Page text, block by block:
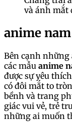
và ánh mắt
anime
Bên cạnh những
các mẫu anime
được sự yêu
có đôi mắt to
bềnh và trang
giác vui vẻ, trẻ
những ai muốn